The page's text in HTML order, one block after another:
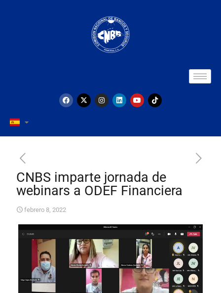
CNBS imparte jornada de
webinars a ODEF Financiera
febrero 8, 2022